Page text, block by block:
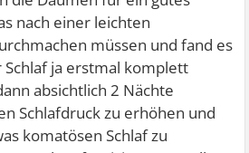
nach einer leichten
müssen und fand es
ja erstmal komplett
absichtlich 2 Nächte
Schlafdruck zu erhöhen und
komatösen Schlaf zu